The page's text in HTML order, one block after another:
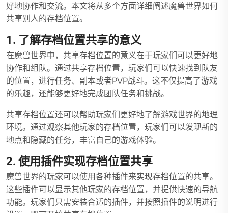
好地协作和交流。本文将从多个方面详细阐述魔兽世界如何
共享别人的存档位置。
1. 了解存档位置共享的意义
在魔兽世界中，共享存档位置的意义在于玩家们可以更好地
协作和组队。通过共享存档位置，玩家们可以快速找到队友
的位置，进行任务、副本或者PVP战斗。这不仅提高了游戏
的乐趣，还能够更好地完成团队任务和挑战。
共享存档位置还可以帮助玩家们更好地了解游戏世界的地理
环境。通过观察其他玩家的存档位置，玩家们可以发现新的
地点和隐藏的任务，丰富自己的游戏体验。
2. 使用插件实现存档位置共享
魔兽世界的玩家可以使用各种插件来实现存档位置的共享。
这些插件可以显示其他玩家的存档位置，并提供快速的导航
功能。玩家们只需安装合适的插件，并按照插件的说明进行